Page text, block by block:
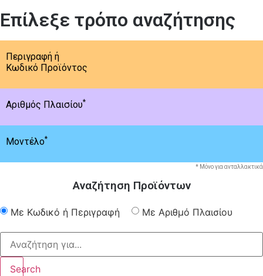
Επίλεξε τρόπο αναζήτησης
Περιγραφή ή
Κωδικό Προϊόντος
Αριθμός Πλαισίου*
Μοντέλο*
* Μόνο για ανταλλακτικά
Αναζήτηση Προϊόντων
Με Κωδικό ή Περιγραφή Με Αριθμό Πλαισίου
Search